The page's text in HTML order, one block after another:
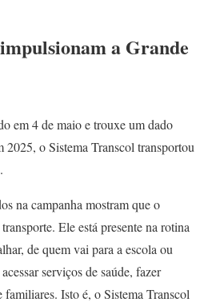
a Grande
em 4 de maio e trouxe um dado
2025, o Sistema Transcol transportou
na campanha mostram que o
Ele está presente na rotina
de quem vai para a escola ou
serviços de saúde, fazer
Isto é, o Sistema Transcol